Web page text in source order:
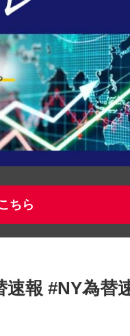
ちら
報 #NY為替